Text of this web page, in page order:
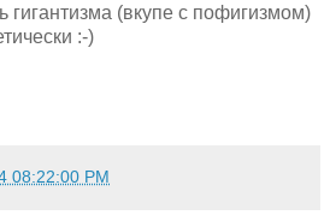
гигантизма (вкупе с пофигизмом)
:-)
08:22:00 PM